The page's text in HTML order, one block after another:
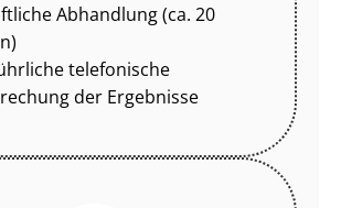
Abhandlung (ca. 20
telefonische
der Ergebnisse